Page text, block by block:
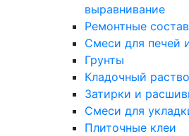
выравнивание
Ремонтные
Смеси для печей
Грунты
Кладочный
Затирки и
Смеси для
Плиточные клеи